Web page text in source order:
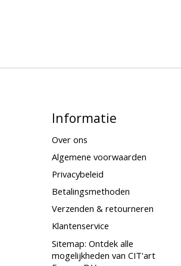
Informatie
Over ons
Algemene voorwaarden
Privacybeleid
Betalingsmethoden
Verzenden & retourneren
Klantenservice
Sitemap: Ontdek alle
mogelijkheden van CIT'art